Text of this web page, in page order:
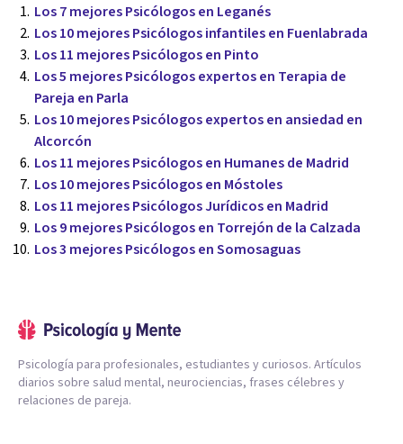
Los 7 mejores Psicólogos en Leganés
Los 10 mejores Psicólogos infantiles en Fuenlabrada
Los 11 mejores Psicólogos en Pinto
Los 5 mejores Psicólogos expertos en Terapia de
Pareja en Parla
Los 10 mejores Psicólogos expertos en ansiedad en
Alcorcón
Los 11 mejores Psicólogos en Humanes de Madrid
Los 10 mejores Psicólogos en Móstoles
Los 11 mejores Psicólogos Jurídicos en Madrid
Los 9 mejores Psicólogos en Torrejón de la Calzada
Los 3 mejores Psicólogos en Somosaguas
Psicología para profesionales, estudiantes y curiosos. Artículos
diarios sobre salud mental, neurociencias, frases célebres y
relaciones de pareja.